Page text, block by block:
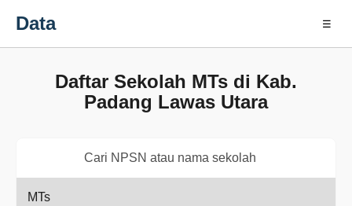
Data ☰
Daftar Sekolah MTs di Kab.
Padang Lawas Utara